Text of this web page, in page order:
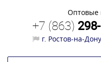
Оптовые
+7 (863)
г. Ростов-на-